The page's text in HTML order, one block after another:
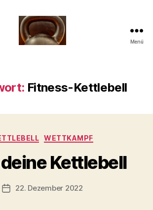
der
Kettlebell
Menü
Fitness-Kettlebell
Kategorien
WETTKAMPF
Kettlebell
Beitragsautor
o
b
-
c
Beitragsdatum
22. Dezember 2022